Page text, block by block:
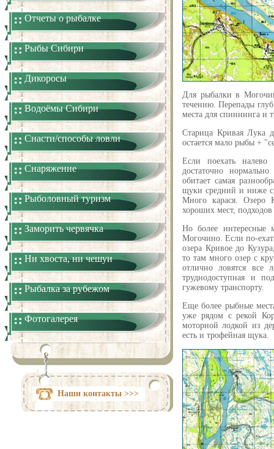
Отчеты о рыбалке
Рыбы Сибири
Дикоросы
Водоёмы Сибири
Снасти/способы ловли
Снаряжение
Рыболовный туризм
Заморить червячка
Ни хвоста, ни чешуи
Рыбалка за рубежом
Фотогалерея
Наши контакты >>>
Для рыбалки в
течению. Перепады
места для спиннинга и
Старица Кривая Лука
остается мало рыбы +
Если поехать
достаточно
обитает самая
щуки средний и ниже
Много карася. Озеро
хороших мест,
Но более интересные
Могочино. Если по-
озера Кривое до
то там много озер с
отлично ловятся все
труднодоступная и
гужевому транспорту.
Еще более рыбные
уже рядом с рекой
моторной лодкой из
есть и трофейная щука.